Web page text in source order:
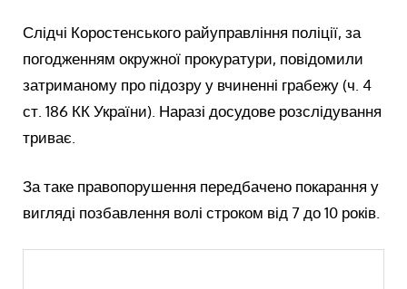
Слідчі Коростенського райуправління поліції, за
погодженням окружної прокуратури, повідомили
затриманому про підозру у вчиненні грабежу (ч. 4
ст. 186 КК України). Наразі досудове розслідування
триває.
За таке правопорушення передбачено покарання у
вигляді позбавлення волі строком від 7 до 10 років.